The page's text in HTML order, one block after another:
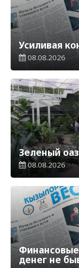
Усиливая
08.08.2026
Зеленый
08.08.2026
денег не